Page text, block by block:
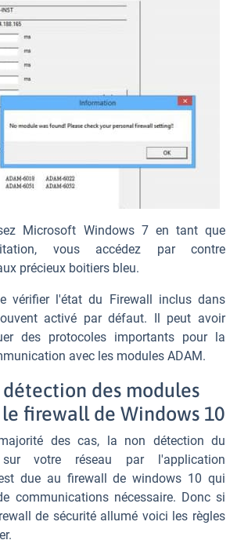
Microsoft Windows 7 en tant que
vous accédez par contre
précieux boitiers bleu.
vérifier l'état du Firewall inclus dans
activé par défaut. Il peut avoir
des protocoles importants pour la
avec les modules ADAM.
des modules
le firewall de Windows 10
des cas, la non détection du
votre réseau par l'application
due au firewall de windows 10 qui
communications nécessaire. Donc si
de sécurité allumé voici les règles